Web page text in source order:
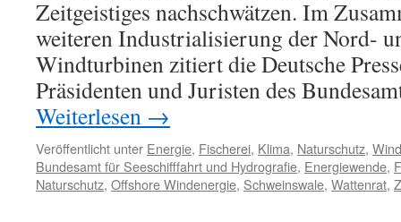
Zeitgeistiges nachschwätzen. Im
weiteren Industrialisierung der Nord-
Windturbinen zitiert die Deutsche
Präsidenten und Juristen des
Weiterlesen →
Veröffentlicht unter Energie, Fischerei, Klima, Naturschutz,
Bundesamt für Seeschifffahrt und Hydrografie, Energiewende,
Naturschutz, Offshore Windenergie, Schweinswale, Wattenrat,